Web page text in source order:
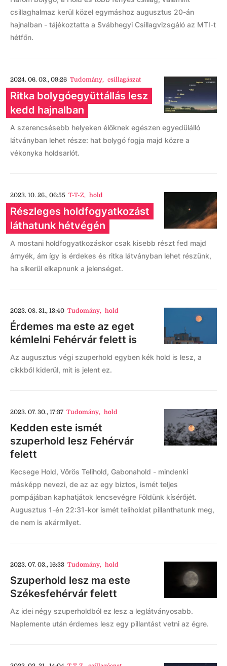
csillaghalmaz kerül közel egymáshoz augusztus 20-án
hajnalban - tájékoztatta a Svábhegyi Csillagvizsgáló az MTI-t
hétfőn.
2024. 06. 03., 09:26 Tudomány, csillagászat
Ritka bolygóegyüttállás lesz
kedd hajnalban
A szerencsésebb helyeken élőknek egészen egyedülálló
látványban lehet része: hat bolygó fogja majd közre a
vékonyka holdsarlót.
2023. 10. 26., 06:55 T-T-Z, hold
Részleges holdfogyatkozást
láthatunk hétvégén
A mostani holdfogyatkozáskor csak kisebb részt fed majd
árnyék, ám így is érdekes és ritka látványban lehet részünk,
ha sikerül elkapnunk a jelenséget.
2023. 08. 31., 13:40 Tudomány, hold
Érdemes ma este az eget
kémlelni Fehérvár felett is
Az augusztus végi szuperhold egyben kék hold is lesz, a
cikkből kiderül, mit is jelent ez.
2023. 07. 30., 17:37 Tudomány, hold
Kedden este ismét
szuperhold lesz Fehérvár
felett
Kecsege Hold, Vörös Telihold, Gabonahold - mindenki
másképp nevezi, de az az egy biztos, ismét teljes
pompájában kaphatjátok lencsevégre Földünk kísérőjét.
Augusztus 1-én 22:31-kor ismét teliholdat pillanthatunk meg,
de nem is akármilyet.
2023. 07. 03., 16:33 Tudomány, hold
Szuperhold lesz ma este
Székesfehérvár felett
Az idei négy szuperholdból ez lesz a leglátványosabb.
Naplemente után érdemes lesz egy pillantást vetni az égre.